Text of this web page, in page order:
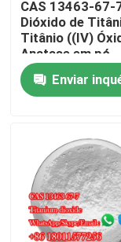
Controle de
Solicite um
Matérias-
Matéria prima
intermediários
CAS 13463-67-
Dióxido de
Titânio ((IV)
Anatase em pó
Enviar